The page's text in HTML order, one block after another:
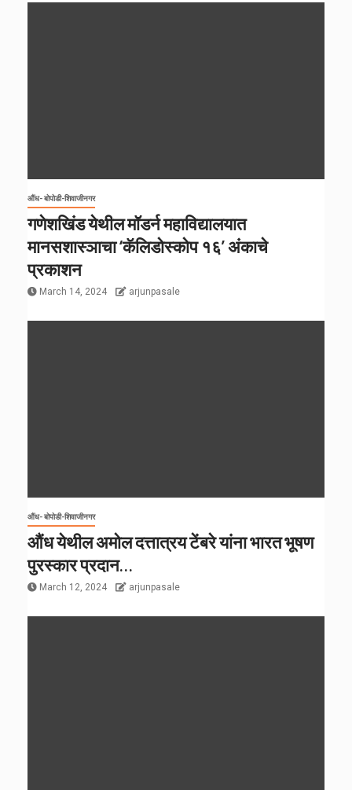
औंध- बोपोडी-शिवाजीनगर
गणेशखिंड येथील मॉडर्न महाविद्यालयात
मानसशास्ञाचा ‘कॅलिडोस्कोप १६’ अंकाचे
प्रकाशन
March 14, 2024 arjunpasale
औंध- बोपोडी-शिवाजीनगर
औंध येथील अमोल दत्तात्रय टेंबरे यांना भारत भूषण
पुरस्कार प्रदान…
March 12, 2024 arjunpasale